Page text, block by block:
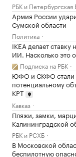
РБК и
Армия России
Сумской области
Политика
IKEA делает ставку
ИИ. Насколько это
Подписка на РБК
ЮФО и СКФО стали
потенциальному
КРТ
Кавказ
Пляжи, замки,
Калининградской
РБК и РСХБ
В Московской
беспилотную